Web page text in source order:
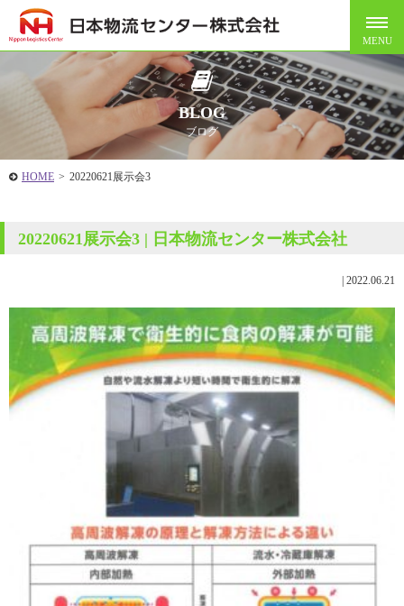
BLOG
ブログ
HOME > 20220621展示会3
20220621展示会3 | 日本物流センター株式会社
2022.06.21